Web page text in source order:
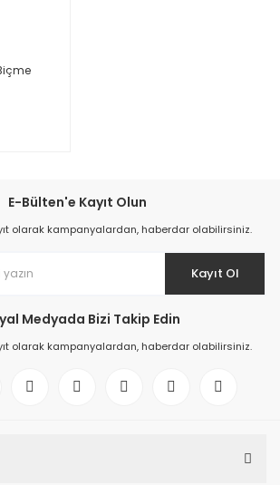
E-Bülten'e Kayıt Olun
olarak kampanyalardan, haberdar olabilirsiniz.
Kayıt Ol
Medyada Bizi Takip Edin
olarak kampanyalardan, haberdar olabilirsiniz.